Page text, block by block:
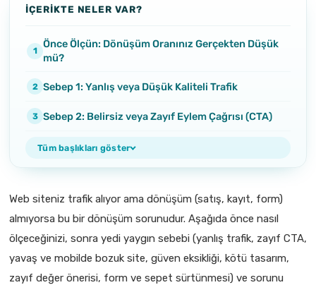
İÇERİKTE NELER VAR?
Önce Ölçün: Dönüşüm Oranınız Gerçekten Düşük
mü?
Sebep 1: Yanlış veya Düşük Kaliteli Trafik
Sebep 2: Belirsiz veya Zayıf Eylem Çağrısı (CTA)
Tüm başlıkları göster
Web siteniz trafik alıyor ama dönüşüm (satış, kayıt, form)
almıyorsa bu bir dönüşüm sorunudur. Aşağıda önce nasıl
ölçeceğinizi, sonra yedi yaygın sebebi (yanlış trafik, zayıf CTA,
yavaş ve mobilde bozuk site, güven eksikliği, kötü tasarım,
zayıf değer önerisi, form ve sepet sürtünmesi) ve sorunu